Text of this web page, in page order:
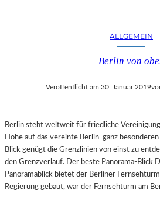
ALLGEMEIN
Berlin von
Veröffentlicht am:30. Januar 2019
Berlin steht weltweit für friedliche
Höhe auf das vereinte Berlin ganz
Blick genügt die Grenzlinien von einst zu
den Grenzverlauf. Der beste Panorama-Blick
Panoramablick bietet der Berliner
Regierung gebaut, war der Fernsehturm am